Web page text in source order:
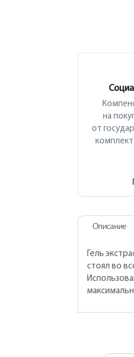
на
от
Описание
Гель
стоял во